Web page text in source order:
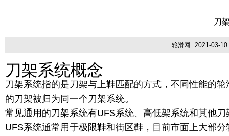
刀
轮滑网 2021-03-10
刀架系统概念
刀架系统指的是刀架与上鞋匹配的方式，不同性能的
的刀架被归为同一个刀架系统。
常见通用的刀架系统有UFS系统、高低架系统和其他刀
UFS系统通常用于极限鞋和街区鞋，目前市面上大部